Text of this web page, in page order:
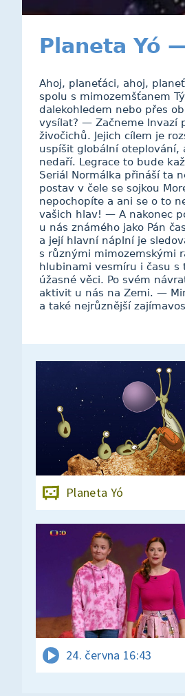
Planeta Yó
Ahoj, planeťáci, ahoj,
spolu s mimozemšťanem
dalekohledem nebo přes
vysílat? — Začneme Invazí
živočichů. Jejich cílem je
uspíšit globální oteplování,
nedaří. Legrace to bude
Seriál Normálka přináší ta
postav v čele se sojkou
nepochopíte a ani se o to
vašich hlav! — A nakonec
u nás známého jako Pán
a její hlavní náplní je
s různými mimozemskými
hlubinami vesmíru i času s
úžasné věci. Po svém
aktivit u nás na Zemi. —
a také nejrůznější
Planeta Yó
24. června 16:43